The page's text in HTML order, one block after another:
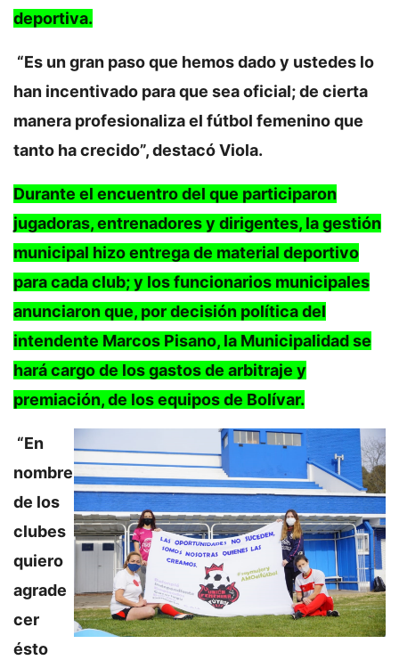
deportiva.
“Es un gran paso que hemos dado y ustedes lo
han incentivado para que sea oficial; de cierta
manera profesionaliza el fútbol femenino que
tanto ha crecido”, destacó Viola.
Durante el encuentro del que participaron
jugadoras, entrenadores y dirigentes, la gestión
municipal hizo entrega de material deportivo
para cada club; y los funcionarios municipales
anunciaron que, por decisión política del
intendente Marcos Pisano, la Municipalidad se
hará cargo de los gastos de arbitraje y
premiación, de los equipos de Bolívar.
“En
nombre
de los
clubes
quiero
agrade
cer
ésto